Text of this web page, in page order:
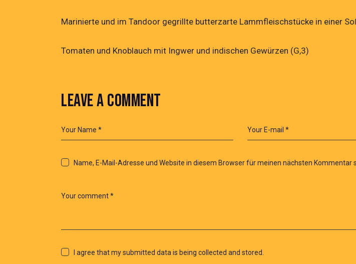
Marinierte und im Tandoor gegrillte butterzarte Lammfleischstücke in einer
Tomaten und Knoblauch mit Ingwer und indischen Gewürzen (G,3)
LEAVE A COMMENT
Name, E-Mail-Adresse und Website in diesem Browser für meinen nächsten Kommentar
I agree that my submitted data is being collected and stored.